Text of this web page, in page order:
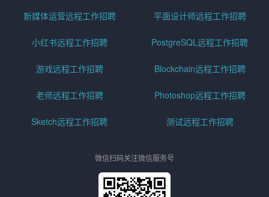
新媒体运营远程工作招聘 平面设计师远程工作招聘
小红书远程工作招聘 PostgreSQL远程工作招聘
游戏远程工作招聘 Blockchain远程工作招聘
老师远程工作招聘 Photoshop远程工作招聘
Sketch远程工作招聘 测试远程工作招聘
微信扫码关注微信服务号